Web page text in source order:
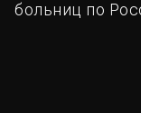
больниц по